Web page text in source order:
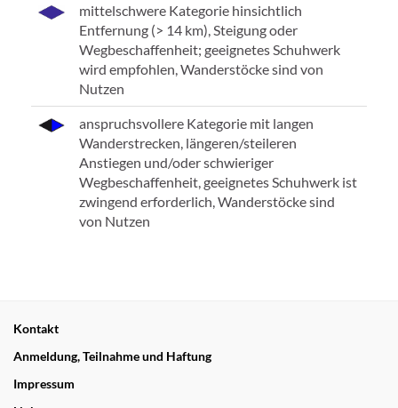
mittelschwere Kategorie hinsichtlich
Entfernung (> 14 km), Steigung oder
Wegbeschaffenheit; geeignetes Schuhwerk
wird empfohlen, Wanderstöcke sind von
Nutzen
anspruchsvollere Kategorie mit langen
Wanderstrecken, längeren/steileren
Anstiegen und/oder schwieriger
Wegbeschaffenheit, geeignetes Schuhwerk ist
zwingend erforderlich, Wanderstöcke sind
von Nutzen
Kontakt
Anmeldung, Teilnahme und Haftung
Impressum